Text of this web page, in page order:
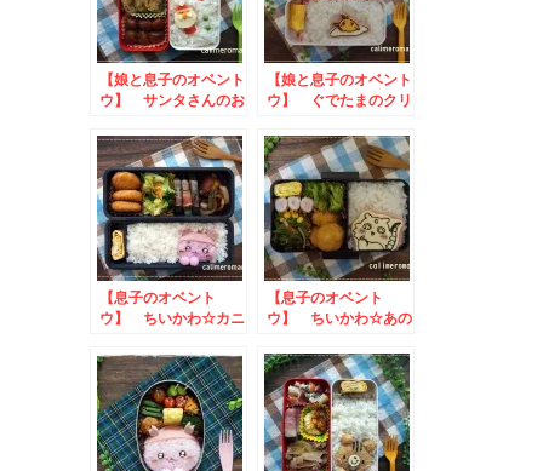
【娘と息子のオベント
ウ】 サンタさんのお
【娘と息子のオベント
ウ】 ぐでたまのクリ
【息子のオベント
ウ】 ちいかわ☆カニ
【息子のオベント
ウ】 ちいかわ☆あの